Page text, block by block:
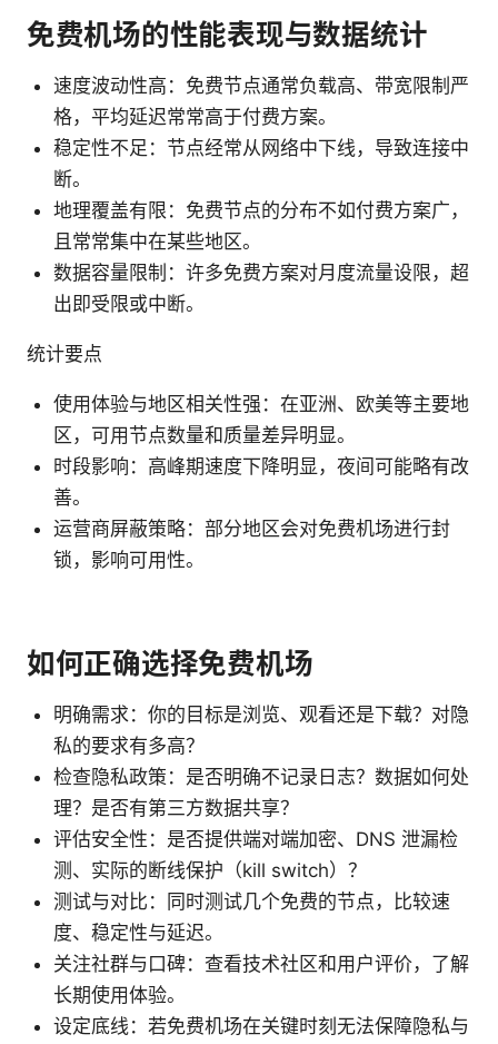
免费机场的性能表现与数据统计
速度波动性高：免费节点通常负载高、带宽限制严
格，平均延迟常常高于付费方案。
稳定性不足：节点经常从网络中下线，导致连接中
断。
地理覆盖有限：免费节点的分布不如付费方案广，
且常常集中在某些地区。
数据容量限制：许多免费方案对月度流量设限，超
出即受限或中断。
统计要点
使用体验与地区相关性强：在亚洲、欧美等主要地
区，可用节点数量和质量差异明显。
时段影响：高峰期速度下降明显，夜间可能略有改
善。
运营商屏蔽策略：部分地区会对免费机场进行封
锁，影响可用性。
如何正确选择免费机场
明确需求：你的目标是浏览、观看还是下载？对隐
私的要求有多高？
检查隐私政策：是否明确不记录日志？数据如何处
理？是否有第三方数据共享？
评估安全性：是否提供端对端加密、DNS 泄漏检
测、实际的断线保护（kill switch）？
测试与对比：同时测试几个免费的节点，比较速
度、稳定性与延迟。
关注社群与口碑：查看技术社区和用户评价，了解
长期使用体验。
设定底线：若免费机场在关键时刻无法保障隐私与